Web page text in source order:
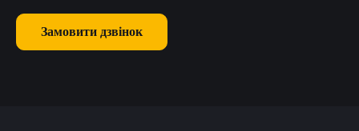
Замовити дзвінок